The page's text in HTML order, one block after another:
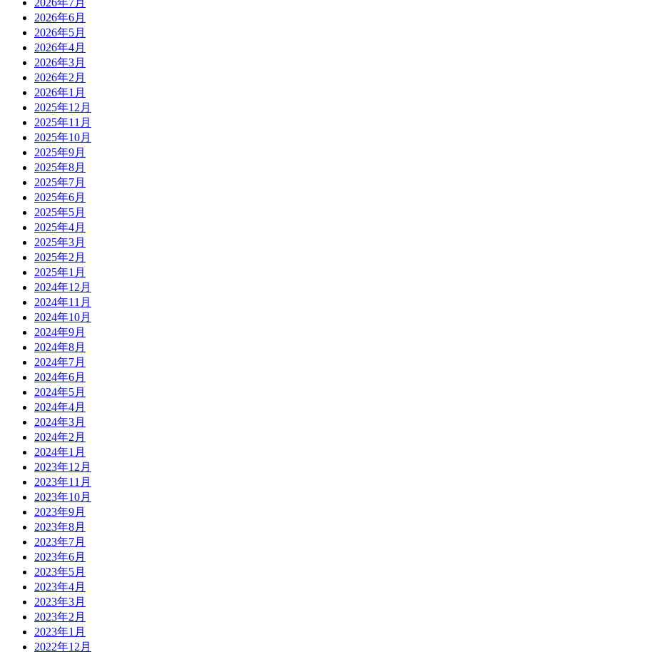
2026年6月
2026年5月
2026年4月
2026年3月
2026年2月
2026年1月
2025年12月
2025年11月
2025年10月
2025年9月
2025年8月
2025年7月
2025年6月
2025年5月
2025年4月
2025年3月
2025年2月
2025年1月
2024年12月
2024年11月
2024年10月
2024年9月
2024年8月
2024年7月
2024年6月
2024年5月
2024年4月
2024年3月
2024年2月
2024年1月
2023年12月
2023年11月
2023年10月
2023年9月
2023年8月
2023年7月
2023年6月
2023年5月
2023年4月
2023年3月
2023年2月
2023年1月
2022年12月